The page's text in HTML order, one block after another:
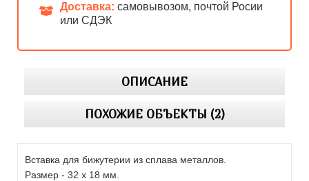
Доставка: самовывозом, почтой Росии
или СДЭК
ОПИСАНИЕ
ПОХОЖИЕ ОБЪЕКТЫ (2)
Вставка для бижутерии из сплава металлов.
Размер - 32 x 18 мм.